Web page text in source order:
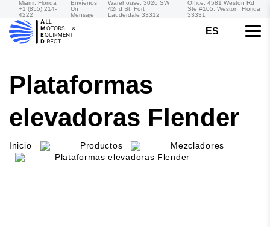
Miami, Florida
+1 (855) 214-
4222
Envíenos
Un
Mensaje
Warehouse: 3026 SW
42nd St, Fort
Lauderdale 33312
Office: 4581 Weston Rd
Ste #105, Weston, Florida
33331
ES
Plataformas
elevadoras Flender
Inicio Productos
Mezcladores
Plataformas elevadoras Flender